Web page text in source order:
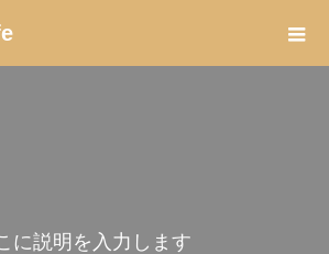
に説明を入力し ます。